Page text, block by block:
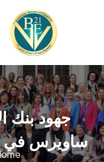
جهود بنك
ساويرس في